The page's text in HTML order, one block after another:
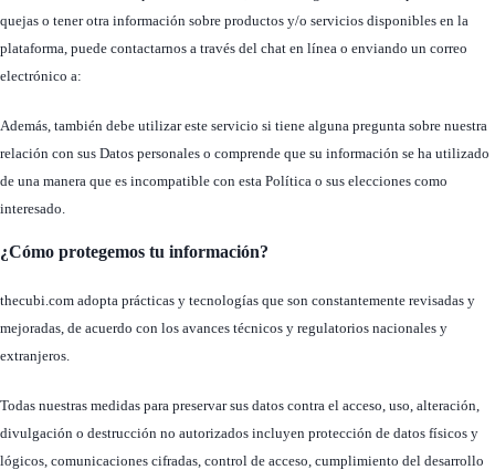
quejas o tener otra información sobre productos y/o servicios disponibles en la
plataforma, puede contactarnos a través del chat en línea o enviando un correo
electrónico a:
Además, también debe utilizar este servicio si tiene alguna pregunta sobre nuestra
relación con sus Datos personales o comprende que su información se ha utilizado
de una manera que es incompatible con esta Política o sus elecciones como
interesado.
¿Cómo protegemos tu información?
thecubi.com adopta prácticas y tecnologías que son constantemente revisadas y
mejoradas, de acuerdo con los avances técnicos y regulatorios nacionales y
extranjeros.
Todas nuestras medidas para preservar sus datos contra el acceso, uso, alteración,
divulgación o destrucción no autorizados incluyen protección de datos físicos y
lógicos, comunicaciones cifradas, control de acceso, cumplimiento del desarrollo